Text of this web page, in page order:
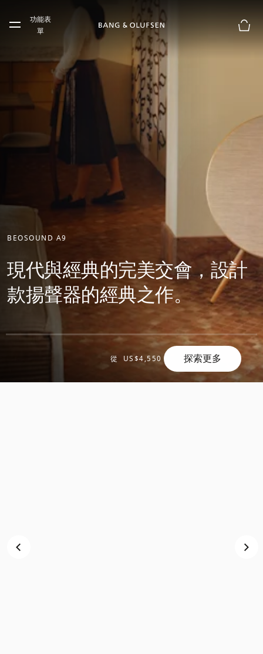
Skip to main content
Skip to main footer
功能表
單
購物
BEOSOUND A9
現代與經典的完美交會，設計
款揚聲器的經典之作。
從 US$4,550 探索更多